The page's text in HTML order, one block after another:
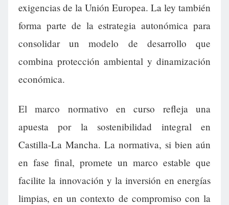
exigencias de la Unión Europea. La ley también
forma parte de la estrategia autonómica para
consolidar un modelo de desarrollo que
combina protección ambiental y dinamización
económica.
El marco normativo en curso refleja una
apuesta por la sostenibilidad integral en
Castilla-La Mancha. La normativa, si bien aún
en fase final, promete un marco estable que
facilite la innovación y la inversión en energías
limpias, en un contexto de compromiso con la